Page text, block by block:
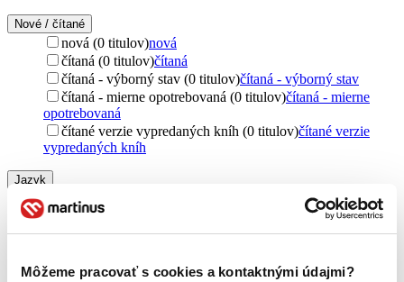
Môžeme pracovať s cookies a kontaktnými údajmi?
Nové / čítané
nová (0 titulov)nová
čítaná (0 titulov)čítaná
čítaná - výborný stav (0 titulov)čítaná - výborný stav
čítaná - mierne opotrebovaná (0 titulov)čítaná - mierne
opotrebovaná
čítané verzie vypredaných kníh (0 titulov)čítané verzie
vypredaných kníh
Jazyk
slovenčina (1 titul)
Vydavateľstvo